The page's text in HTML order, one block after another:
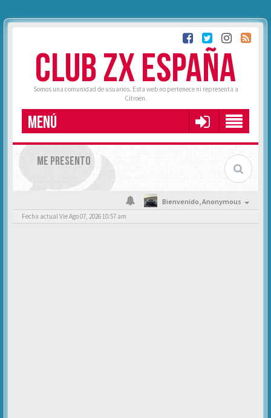
CLUB ZX ESPAÑA
Somos una comunidad de usuarios. Esta web no pertenece ni representa a
Citroën.
MENÚ
ME PRESENTO
Bienvenido,Anonymous
Fecha actual Vie Ago 07, 2026 10:57 am